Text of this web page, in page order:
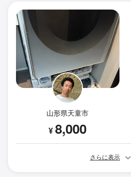
山形県天童市
¥8,000
さらに表示